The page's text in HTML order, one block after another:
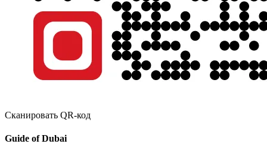
Сканировать QR-код
Guide of Dubai